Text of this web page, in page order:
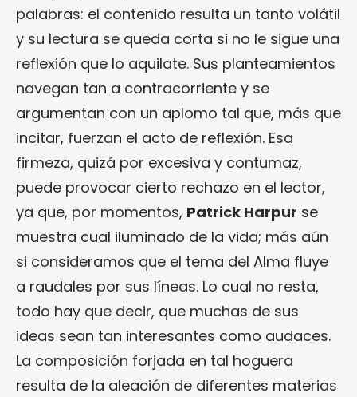
palabras: el contenido resulta un tanto volátil
y su lectura se queda corta si no le sigue una
reflexión que lo aquilate. Sus planteamientos
navegan tan a contracorriente y se
argumentan con un aplomo tal que, más que
incitar, fuerzan el acto de reflexión. Esa
firmeza, quizá por excesiva y contumaz,
puede provocar cierto rechazo en el lector,
ya que, por momentos, Patrick Harpur se
muestra cual iluminado de la vida; más aún
si consideramos que el tema del Alma fluye
a raudales por sus líneas. Lo cual no resta,
todo hay que decir, que muchas de sus
ideas sean tan interesantes como audaces.
La composición forjada en tal hoguera
resulta de la aleación de diferentes materias